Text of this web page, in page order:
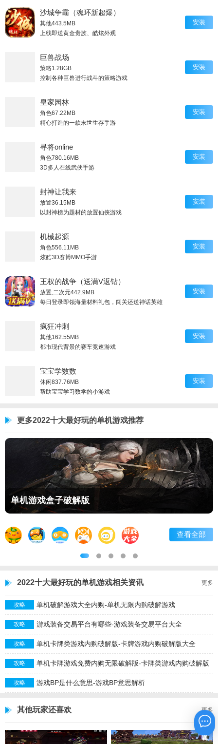
沙城争霸（魂环新超爆）
其他443.5MB
上线即送黄金贵族、酷炫外观
安装
巨兽战场
策略1.28GB
控制各种巨兽进行战斗的策略游戏
安装
皇家园林
角色67.22MB
精心打造的一款末世生存手游
安装
寻将online
角色780.16MB
3D多人在线武侠手游
安装
封神让我来
放置36.15MB
以封神榜为题材的放置仙侠游戏
安装
机械起源
角色556.11MB
炫酷3D赛博MMO手游
安装
王权的战争（送满V返钻）
放置,二次元442.9MB
每日登录即领海量材料礼包，闯关还送神话英雄
安装
疯狂冲刺
其他162.55MB
都市现代背景的赛车竞速游戏
安装
宝宝学数数
休闲837.76MB
帮助宝宝学习数学的小游戏
安装
更多2022十大最好玩的单机游戏推荐
单机游戏盒子破解版
查看全部
2022十大最好玩的单机游戏相关资讯 更多
攻略 单机破解游戏大全内购-单机无限内购破解游戏
攻略 游戏装备交易平台有哪些-游戏装备交易平台大全
攻略 单机卡牌类游戏内购破解版-卡牌游戏内购破解版大全
攻略 单机卡牌游戏免费内购无限破解版-卡牌类游戏内购破解版
攻略 游戏BP是什么意思-游戏BP意思解析
其他玩家还喜欢 更多